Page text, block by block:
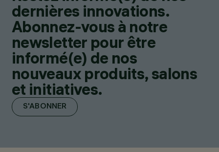
dernières innovations.
Abonnez-vous à notre
newsletter pour être
informé(e) de nos
nouveaux produits, salons
et initiatives.
S'ABONNER